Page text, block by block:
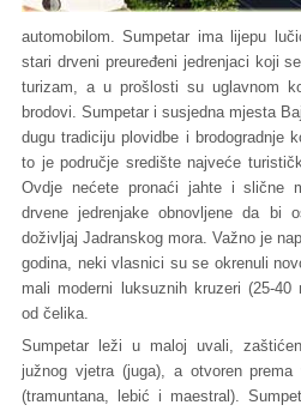
automobilom. Sumpetar ima lijepu
stari drveni preuređeni jedrenjaci koji
turizam, a u prošlosti su uglavnom
brodovi. Sumpetar i susjedna mjesta
dugu tradiciju plovidbe i brodogradnje
to je područje središte najveće
Ovdje nećete pronaći jahte i slične
drvene jedrenjake obnovljene da bi
doživljaj Jadranskog mora. Važno je
godina, neki vlasnici su se okrenuli
mali moderni luksuznih kruzeri (25-40
od čelika.
Sumpetar leži u maloj uvali,
južnog vjetra (juga), a otvoren prema
(tramuntana, lebić i maestral).